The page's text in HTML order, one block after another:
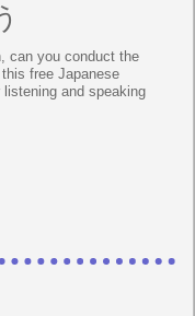
can you conduct the
free Japanese
and speaking